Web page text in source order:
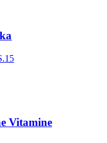
Vitamine